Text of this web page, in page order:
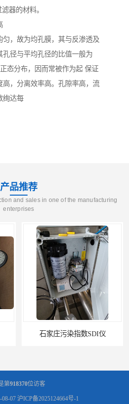
器的材料。
，故为均孔膜，其与反渗透及
径与平均孔径的比值一般为
态分布，因而常被作为起 保证
高，分离效率高。孔隙率高，流
绚达每
产品推荐
and sales in one of the manufacturing
enterprises
石家庄污染指数SDI仪
第918370位访客
07 沪ICP备2025124664号-1